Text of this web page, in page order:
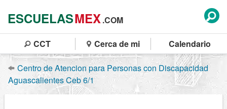
ESCUELASMEX.COM
CCT Cerca de mi Calendario
Centro de Atencion para Personas con Discapacidad
Aguascalientes Ceb 6/1